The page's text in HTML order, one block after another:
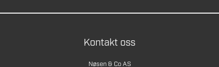
Kontakt oss
Nøsen & Co AS